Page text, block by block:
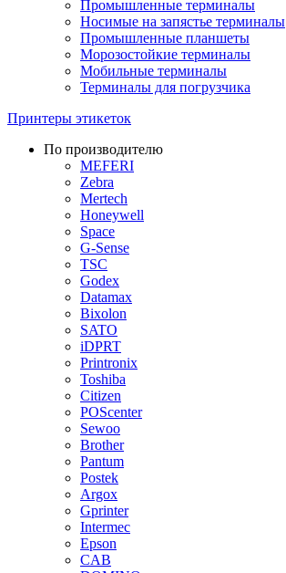
Промышленные терминалы
Носимые на запястье терминалы
Промышленные планшеты
Морозостойкие терминалы
Мобильные терминалы
Терминалы для погрузчика
Принтеры этикеток
По производителю
MEFERI
Zebra
Mertech
Honeywell
Space
G-Sense
TSC
Godex
Datamax
Bixolon
SATO
iDPRT
Printronix
Toshiba
Citizen
POScenter
Sewoo
Brother
Pantum
Postek
Argox
Gprinter
Intermec
Epson
CAB